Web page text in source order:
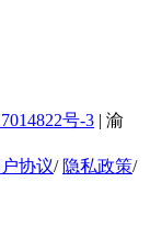
号-3 | 渝
协议/ 隐私政策/